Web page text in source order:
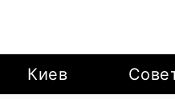
Киев